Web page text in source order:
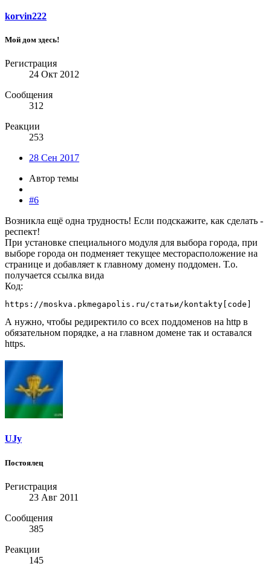
korvin222
Мой дом здесь!
Регистрация
24 Окт 2012
Сообщения
312
Реакции
253
28 Сен 2017
Автор темы
#6
Возникла ещё одна трудность! Если подскажите, как сделать -
респект!
При установке специального модуля для выбора города, при
выборе города он подменяет текущее месторасположение на
странице и добавляет к главному домену поддомен. Т.о.
получается ссылка вида
Код:
https://moskva.pkmegapolis.ru/статьи/kontakty[code]
А нужно, чтобы редиректило со всех поддоменов на http в
обязательном порядке, а на главном домене так и оставался
https.
UJy
Постоялец
Регистрация
23 Авг 2011
Сообщения
385
Реакции
145